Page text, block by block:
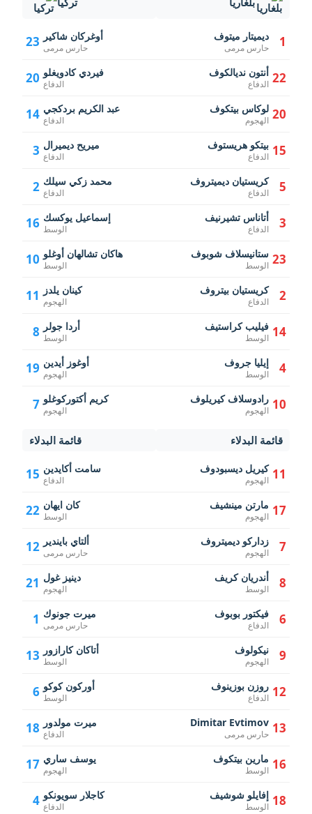
23 أوغركان شاكير
حارس مرمى
20 فيردي كادويغلو
الدفاع
14 عبد الكريم بردكجي
الدفاع
3 ميريح ديميرال
الدفاع
2 محمد زكي سيلك
الدفاع
16 إسماعيل يوكسك
الوسط
10 هاكان تشالهان أوغلو
الوسط
11 كينان يلدز
الهجوم
8 أردا جولر
الوسط
19 أوغوز أيدين
الهجوم
7 كريم أكتوركوغلو
الهجوم
قائمة البدلاء
15 سامت أكايدين
الدفاع
22 كان ايهان
الوسط
12 ألتاي بايندير
حارس مرمى
21 دينيز غول
الهجوم
1 ميرت جونوك
حارس مرمى
13 أتاكان كارازور
الوسط
6 أوركون كوكو
الوسط
18 ميرت مولدور
الدفاع
17 يوسف ساري
الهجوم
4 كاجلار سويونكو
الدفاع
1 ديميتار ميتوف
حارس مرمى
22 أنتون نديالكوف
الدفاع
20 لوكاس بيتكوف
الهجوم
15 بيتكو هريستوف
الدفاع
5 كريستيان ديميتروف
الدفاع
3 أتاناس تشيرنيف
الدفاع
23 ستانيسلاف شوبوف
الوسط
2 كريستيان بيتروف
الدفاع
14 فيليب كراستيف
الوسط
4 إيليا جروف
الوسط
10 رادوسلاف كيريلوف
الهجوم
قائمة البدلاء
11 كيريل ديسبودوف
الهجوم
17 مارتن مينشيف
الهجوم
7 زداركو ديميتروف
الهجوم
8 أندريان كريف
الوسط
6 فيكتور بوبوف
الدفاع
9 نيكولوف
الهجوم
12 روزن بوزينوف
الدفاع
13
Dimitar Evtimov
حارس مرمى
16 مارين بيتكوف
الوسط
18 إفايلو شوشيف
الوسط